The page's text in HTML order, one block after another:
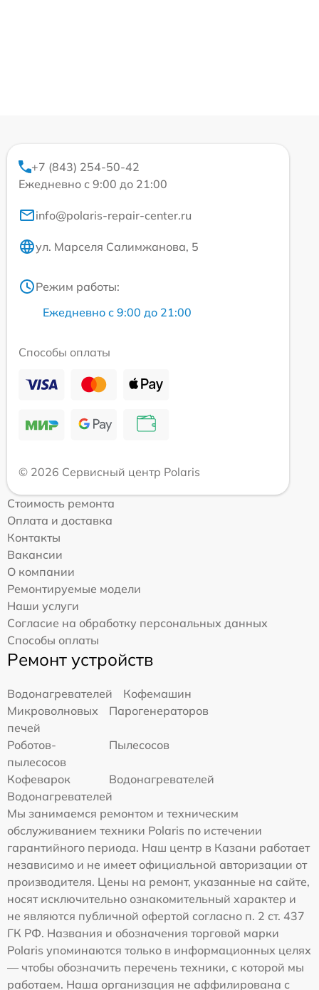
+7 (843) 254-50-42
Ежедневно с 9:00 до 21:00
info@polaris-repair-center.ru
ул. Марселя Салимжанова, 5
Режим работы:
Ежедневно с 9:00 до 21:00
Способы оплаты
© 2026 Сервисный центр Polaris
Стоимость ремонта
Оплата и доставка
Контакты
Вакансии
О компании
Ремонтируемые модели
Наши услуги
Согласие на обработку персональных данных
Способы оплаты
Ремонт устройств
Водонагревателей
Кофемашин
Микроволновых
печей
Парогенераторов
Роботов-
пылесосов
Пылесосов
Кофеварок
Водонагревателей
Водонагревателей
Мы занимаемся ремонтом и техническим
обслуживанием техники Polaris по истечении
гарантийного периода. Наш центр в Казани работает
независимо и не имеет официальной авторизации от
производителя. Цены на ремонт, указанные на сайте,
носят исключительно ознакомительный характер и
не являются публичной офертой согласно п. 2 ст. 437
ГК РФ. Названия и обозначения торговой марки
Polaris упоминаются только в информационных целях
— чтобы обозначить перечень техники, с которой мы
работаем. Наша организация не аффилирована с